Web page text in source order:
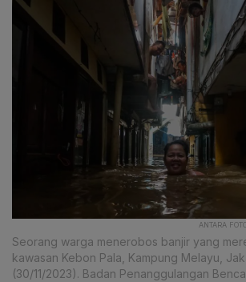
ANTARA
Seorang warga menerobos banjir yang
kawasan Kebon Pala, Kampung Melayu,
(30/11/2023). Badan Penanggulangan